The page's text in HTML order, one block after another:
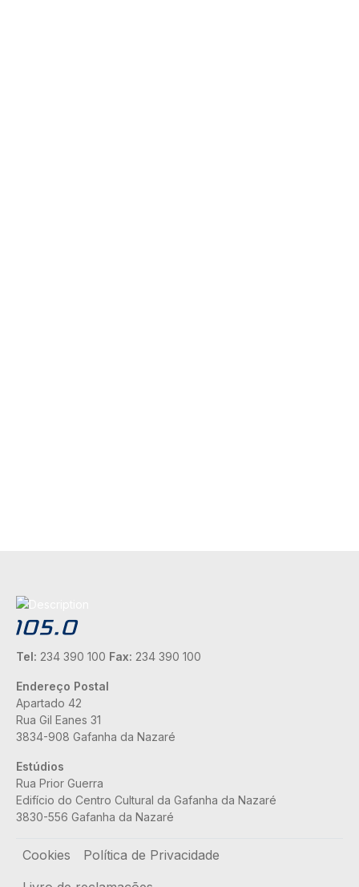
Tel: 234 390 100 Fax: 234 390 100
Endereço Postal
Apartado 42
Rua Gil Eanes 31
3834-908 Gafanha da Nazaré
Estúdios
Rua Prior Guerra
Edifício do Centro Cultural da Gafanha da Nazaré
3830-556 Gafanha da Nazaré
Rodapé
Cookies
Política de Privacidade